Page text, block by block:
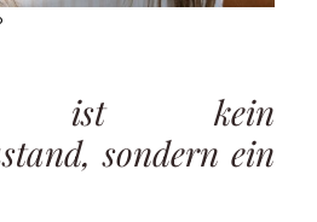
ist kein
sondern ein